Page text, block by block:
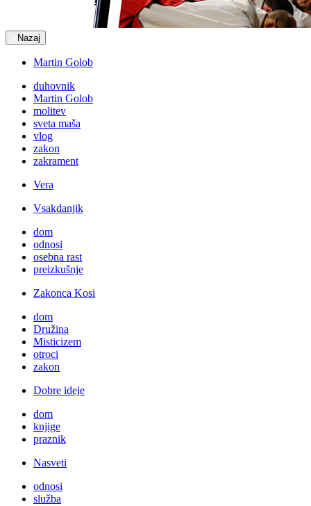
Nazaj
Martin Golob
duhovnik
Martin Golob
molitev
sveta maša
vlog
zakon
zakrament
Vera
Vsakdanjik
dom
odnosi
osebna rast
preizkušnje
Zakonca Kosi
dom
Družina
Misticizem
otroci
zakon
Dobre ideje
dom
knjige
praznik
Nasveti
odnosi
služba